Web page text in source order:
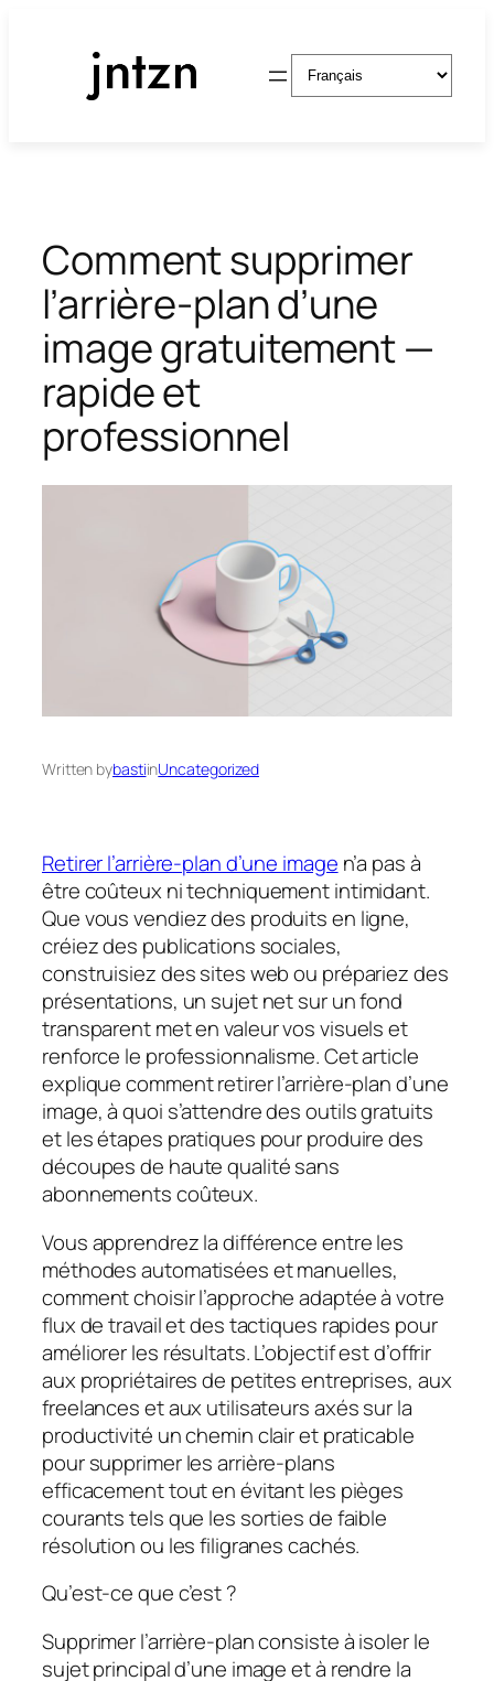
Choisir
une
Comment supprimer
l’arrière-plan d’une
image gratuitement —
rapide et
professionnel
Written bybastiinUncategorized
Retirer l’arrière-plan d’une image n’a pas à
être coûteux ni techniquement intimidant.
Que vous vendiez des produits en ligne,
créiez des publications sociales,
construisiez des sites web ou prépariez des
présentations, un sujet net sur un fond
transparent met en valeur vos visuels et
renforce le professionnalisme. Cet article
explique comment retirer l’arrière-plan d’une
image, à quoi s’attendre des outils gratuits
et les étapes pratiques pour produire des
découpes de haute qualité sans
abonnements coûteux.
Vous apprendrez la différence entre les
méthodes automatisées et manuelles,
comment choisir l’approche adaptée à votre
flux de travail et des tactiques rapides pour
améliorer les résultats. L’objectif est d’offrir
aux propriétaires de petites entreprises, aux
freelances et aux utilisateurs axés sur la
productivité un chemin clair et praticable
pour supprimer les arrière-plans
efficacement tout en évitant les pièges
courants tels que les sorties de faible
résolution ou les filigranes cachés.
Qu’est-ce que c’est ?
Supprimer l’arrière-plan consiste à isoler le
sujet principal d’une image et à rendre la